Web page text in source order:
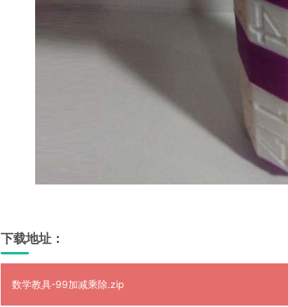
下载地址：
数学教具-99加减乘除.zip